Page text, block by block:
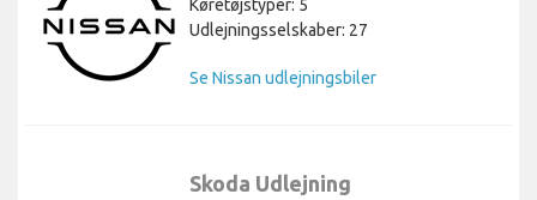
Køretøjstyper: 5
Udlejningsselskaber: 27
Se Nissan udlejningsbiler
Skoda Udlejning